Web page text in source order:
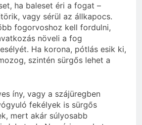
ha baleset éri a fogat –
vagy sérül az állkapocs.
fogorvoshoz kell fordulni,
növeli a fog
Ha korona, pótlás esik ki,
szintén sürgős lehet a
íny, vagy a szájüregben
fekélyek is sürgős
mert akár súlyosabb